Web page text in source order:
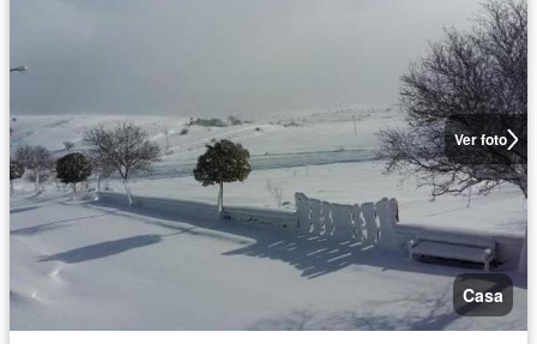
Ver foto
Casa